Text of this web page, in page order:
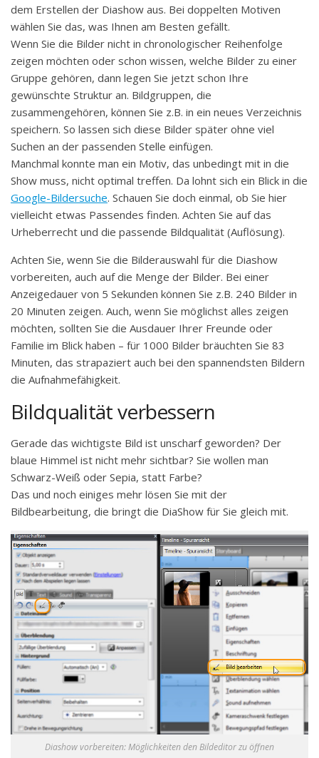
dem Erstellen der Diashow aus. Bei doppelten Motiven
wählen Sie das, was Ihnen am Besten gefällt.
Wenn Sie die Bilder nicht in chronologischer Reihenfolge
zeigen möchten oder schon wissen, welche Bilder zu einer
Gruppe gehören, dann legen Sie jetzt schon Ihre
gewünschte Struktur an. Bildgruppen, die
zusammengehören, können Sie z.B. in ein neues Verzeichnis
speichern. So lassen sich diese Bilder später ohne viel
Suchen an der passenden Stelle einfügen.
Manchmal konnte man ein Motiv, das unbedingt mit in die
Show muss, nicht optimal treffen. Da lohnt sich ein Blick in die
Google-Bildersuche. Schauen Sie doch einmal, ob Sie hier
vielleicht etwas Passendes finden. Achten Sie auf das
Urheberrecht und die passende Bildqualität (Auflösung).
Achten Sie, wenn Sie die Bilderauswahl für die Diashow
vorbereiten, auch auf die Menge der Bilder. Bei einer
Anzeigedauer von 5 Sekunden können Sie z.B. 240 Bilder in
20 Minuten zeigen. Auch, wenn Sie möglichst alles zeigen
möchten, sollten Sie die Ausdauer Ihrer Freunde oder
Familie im Blick haben – für 1000 Bilder bräuchten Sie 83
Minuten, das strapaziert auch bei den spannendsten Bildern
die Aufnahmefähigkeit.
Bildqualität verbessern
Gerade das wichtigste Bild ist unscharf geworden? Der
blaue Himmel ist nicht mehr sichtbar? Sie wollen man
Schwarz-Weiß oder Sepia, statt Farbe?
Das und noch einiges mehr lösen Sie mit der
Bildbearbeitung, die bringt die DiaShow für Sie gleich mit.
Diashow vorbereiten: Möglichkeiten den Bildeditor zu öffnen